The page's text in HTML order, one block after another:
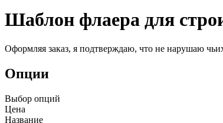
Шаблон флаера для
Оформляя заказ, я подтверждаю, что не нарушаю
Опции
Выбор опций
Цена
Название